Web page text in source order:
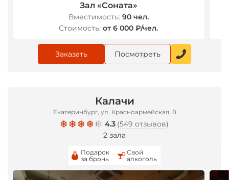
Зал «Соната»
Вместимость: 90 чел.
Стоимость: от 6 000 ₽/чел.
Заказать Посмотреть
Калачи
Екатеринбург, ул. Красноармейская, 8
4.3 (549 отзывов)
2 зала
Подарок
за бронь
Свой
алкоголь